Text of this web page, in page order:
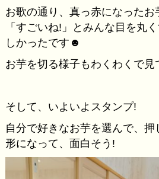
お歌の通り、真っ赤になったお
「すごいね!」とみんな目を丸
しかったです☻
お芋を切る様子もわくわくで見
そして、いよいよスタンプ!
自分で好きなお芋を選んで、
形になって、面白そう!